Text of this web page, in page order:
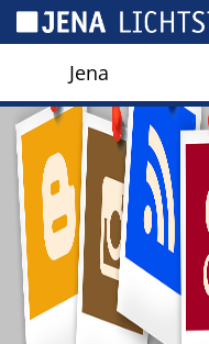
Jena
Cookies beheer paneel